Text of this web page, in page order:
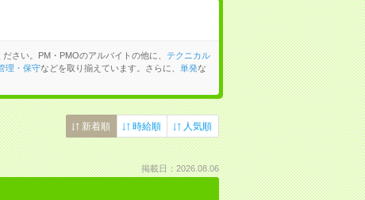
さい。PM・PMOのアルバイトの他に、 テクニカル
理・保守などを取り揃えています。さらに、 単発な
新着順 時給順 人気順
掲載日：2026.08.06